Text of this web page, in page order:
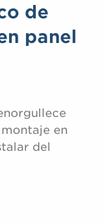
de
panel
en
del